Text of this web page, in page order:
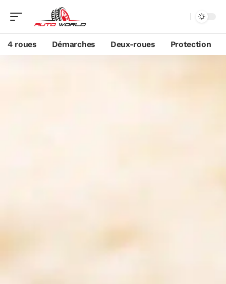
4 roues Démarches Deux-roues Protection